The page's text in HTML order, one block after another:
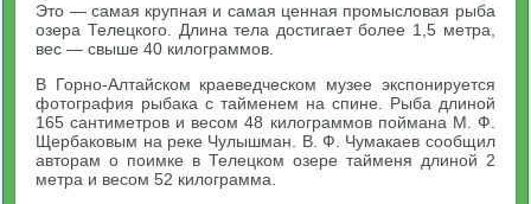
Это — самая крупная и самая ценная промысловая рыба
озера Телецкого. Длина тела достигает более 1,5 метра,
вес — свыше 40 килограммов.
В Горно-Алтайском краеведческом музее экспонируется
фотография рыбака с тайменем на спине. Рыба длиной
165 сантиметров и весом 48 килограммов поймана М. Ф.
Щербаковым на реке Чулышман. В. Ф. Чумакаев сообщил
авторам о поимке в Телецком озере тайменя длиной 2
метра и весом 52 килограмма.